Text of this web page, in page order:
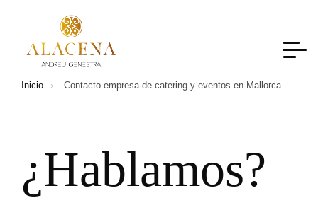
Inicio Contacto empresa de catering y eventos en Mallorca
¿Hablamos?